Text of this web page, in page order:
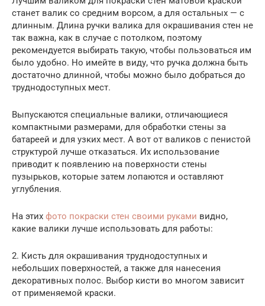
станет валик со средним ворсом, а для остальных — с
длинным. Длина ручки валика для окрашивания стен не
так важна, как в случае с потолком, поэтому
рекомендуется выбирать такую, чтобы пользоваться им
было удобно. Но имейте в виду, что ручка должна быть
достаточно длинной, чтобы можно было добраться до
труднодоступных мест.
Выпускаются специальные валики, отличающиеся
компактными размерами, для обработки стены за
батареей и для узких мест. А вот от валиков с пенистой
структурой лучше отказаться. Их использование
приводит к появлению на поверхности стены
пузырьков, которые затем лопаются и оставляют
углубления.
На этих фото покраски стен своими руками видно,
какие валики лучше использовать для работы:
2. Кисть для окрашивания труднодоступных и
небольших поверхностей, а также для нанесения
декоративных полос. Выбор кисти во многом зависит
от применяемой краски.